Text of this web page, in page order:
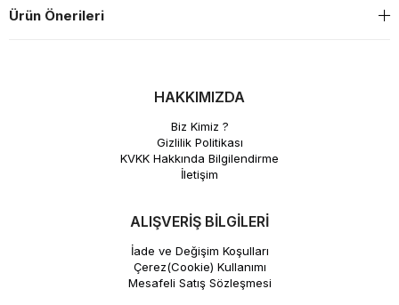
Ürün Önerileri
HAKKIMIZDA
Biz Kimiz ?
Gizlilik Politikası
KVKK Hakkında Bilgilendirme
İletişim
ALIŞVERİŞ BİLGİLERİ
İade ve Değişim Koşulları
Çerez(Cookie) Kullanımı
Mesafeli Satış Sözleşmesi